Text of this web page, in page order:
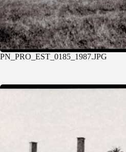
PN_PRO_EST_0185_1987.JPG